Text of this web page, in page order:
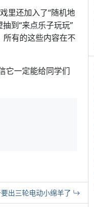
里还加入了“随机地
到“来点乐子玩玩”
有的这些内容在不
它一定能给同学们
出三轮电动小绵羊了